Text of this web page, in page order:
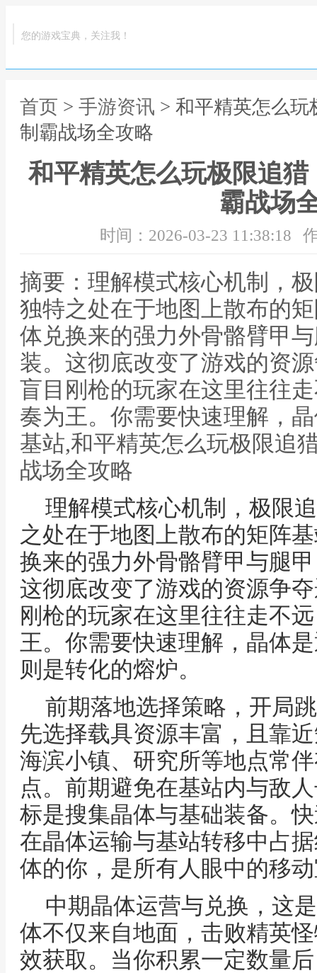
您的游戏宝典，关注我！
首页 > 手游资讯 > 和平精英怎么
制霸战场全攻略
和平精英怎么玩极限追
霸战场
时间：2026-03-23 11:38:18
摘要：理解模式核心机制，
独特之处在于地图上散布的
体兑换来的强力外骨骼臂甲
装。这彻底改变了游戏的资
盲目刚枪的玩家在这里往往
奏为王。你需要快速理解，
基站,和平精英怎么玩极限追
战场全攻略
理解模式核心机制，极限
之处在于地图上散布的矩阵
换来的强力外骨骼臂甲与腿
这彻底改变了游戏的资源争
刚枪的玩家在这里往往走不
王。你需要快速理解，晶体
则是转化的熔炉。
前期落地选择策略，开局
先选择载具资源丰富，且靠
海滨小镇、研究所等地点常
点。前期避免在基站内与敌
标是搜集晶体与基础装备。
在晶体运输与基站转移中占
体的你，是所有人眼中的移
中期晶体运营与兑换，这
体不仅来自地面，击败精英
效获取。当你积累一定数量